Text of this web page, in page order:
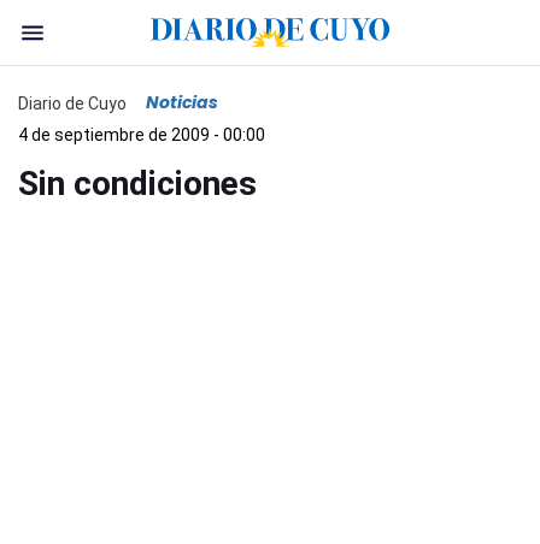
Diario de Cuyo Noticias
4 de septiembre de 2009 - 00:00
Sin condiciones